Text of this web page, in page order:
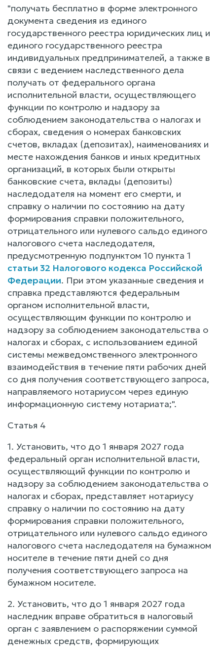
"получать бесплатно в форме электронного
документа сведения из единого
государственного реестра юридических лиц и
единого государственного реестра
индивидуальных предпринимателей, а также в
связи с ведением наследственного дела
получать от федерального органа
исполнительной власти, осуществляющего
функции по контролю и надзору за
соблюдением законодательства о налогах и
сборах, сведения о номерах банковских
счетов, вкладах (депозитах), наименованиях и
месте нахождения банков и иных кредитных
организаций, в которых были открыты
банковские счета, вклады (депозиты)
наследодателя на момент его смерти, и
справку о наличии по состоянию на дату
формирования справки положительного,
отрицательного или нулевого сальдо единого
налогового счета наследодателя,
предусмотренную подпунктом 10 пункта 1
статьи 32 Налогового кодекса Российской
Федерации. При этом указанные сведения и
справка представляются федеральным
органом исполнительной власти,
осуществляющим функции по контролю и
надзору за соблюдением законодательства о
налогах и сборах, с использованием единой
системы межведомственного электронного
взаимодействия в течение пяти рабочих дней
со дня получения соответствующего запроса,
направляемого нотариусом через единую
информационную систему нотариата;".
Статья 4
1. Установить, что до 1 января 2027 года
федеральный орган исполнительной власти,
осуществляющий функции по контролю и
надзору за соблюдением законодательства о
налогах и сборах, представляет нотариусу
справку о наличии по состоянию на дату
формирования справки положительного,
отрицательного или нулевого сальдо единого
налогового счета наследодателя на бумажном
носителе в течение пяти дней со дня
получения соответствующего запроса на
бумажном носителе.
2. Установить, что до 1 января 2027 года
наследник вправе обратиться в налоговый
орган с заявлением о распоряжении суммой
денежных средств, формирующих